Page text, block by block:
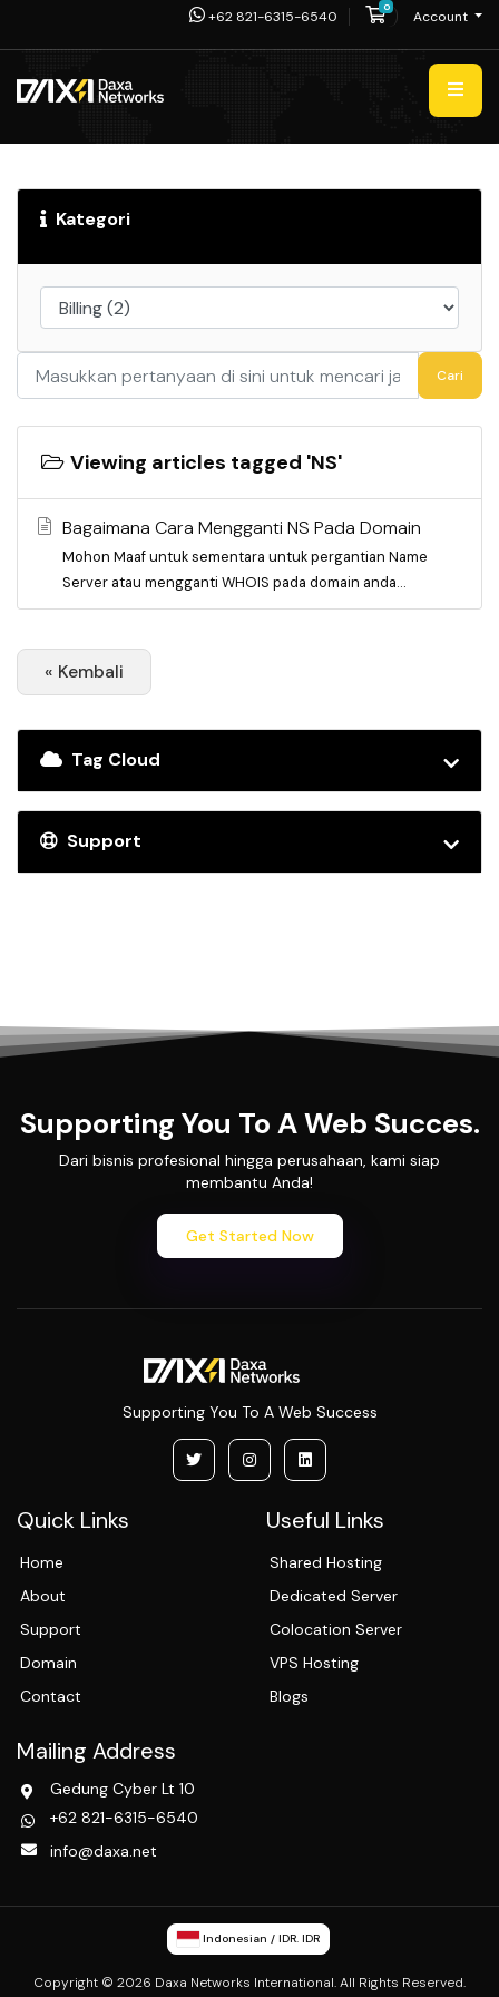
+62 821-6315-6540
0
Shopping Cart
Account
Kategori
Cari
Viewing articles tagged 'NS'
Bagaimana Cara Mengganti NS Pada Domain
Mohon Maaf untuk sementara untuk pergantian Name
Server atau mengganti WHOIS pada domain anda...
« Kembali
Tag Cloud
Support
Supporting You To A Web Succes.
Dari bisnis profesional hingga perusahaan, kami siap
membantu Anda!
Get Started Now
Supporting You To A Web Success
Quick Links
Home
About
Support
Domain
Contact
Useful Links
Shared Hosting
Dedicated Server
Colocation Server
VPS Hosting
Blogs
Mailing Address
Gedung Cyber Lt 10
+62 821-6315-6540
info@daxa.net
Indonesian / IDR. IDR
Copyright © 2026 Daxa Networks International. All Rights Reserved.